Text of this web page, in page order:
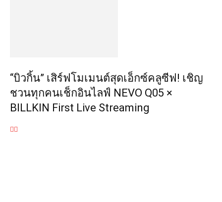
“บิวกิ้น” เสิร์ฟโมเมนต์สุดเอ็กซ์คลูซีฟ! เชิญ
ชวนทุกคนเช็กอินไลฟ์ NEVO Q05 ×
BILLKIN First Live Streaming